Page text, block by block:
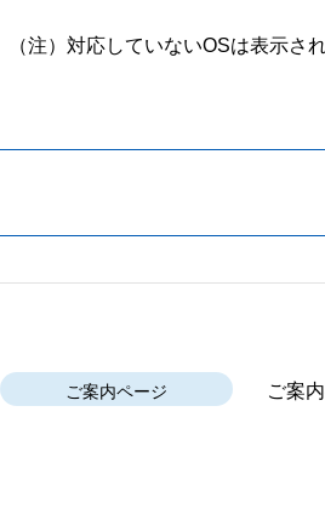
（注）対応していないOSは表示さ
ご案内ページ ご案